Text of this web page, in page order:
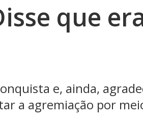
que
e, ainda,
a agremiação por